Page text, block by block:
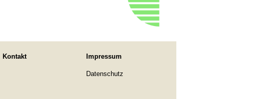
Kontakt Impressum
Datenschutz